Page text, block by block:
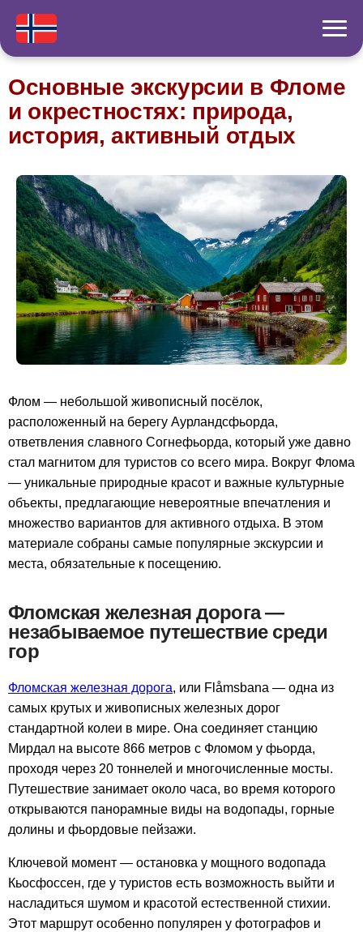
Основные экскурсии в Фломе
и окрестностях: природа,
история, активный отдых
Флом — небольшой живописный посёлок,
расположенный на берегу Аурландсфьорда,
ответвления славного Согнефьорда, который уже давно
стал магнитом для туристов со всего мира. Вокруг Флома
— уникальные природные красот и важные культурные
объекты, предлагающие невероятные впечатления и
множество вариантов для активного отдыха. В этом
материале собраны самые популярные экскурсии и
места, обязательные к посещению.
Фломская железная дорога —
незабываемое путешествие среди
гор
Фломская железная дорога, или Flåmsbana — одна из
самых крутых и живописных железных дорог
стандартной колеи в мире. Она соединяет станцию
Мирдал на высоте 866 метров с Фломом у фьорда,
проходя через 20 тоннелей и многочисленные мосты.
Путешествие занимает около часа, во время которого
открываются панорамные виды на водопады, горные
долины и фьордовые пейзажи.
Ключевой момент — остановка у мощного водопада
Кьосфоссен, где у туристов есть возможность выйти и
насладиться шумом и красотой естественной стихии.
Этот маршрут особенно популярен у фотографов и